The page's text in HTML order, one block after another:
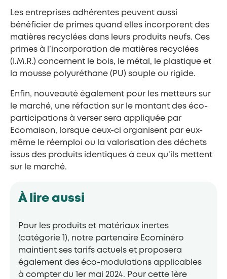
Les entreprises adhérentes peuvent aussi
bénéficier de primes quand elles incorporent des
matières recyclées dans leurs produits neufs. Ces
primes à l’incorporation de matières recyclées
(I.M.R.) concernent le bois, le métal, le plastique et
la mousse polyuréthane (PU) souple ou rigide.
Enfin, nouveauté également pour les metteurs sur
le marché, une réfaction sur le montant des éco-
participations à verser sera appliquée par
Ecomaison, lorsque ceux-ci organisent par eux-
même le réemploi ou la valorisation des déchets
issus des produits identiques à ceux qu’ils mettent
sur le marché.
À lire aussi
Pour les produits et matériaux inertes
(catégorie 1), notre partenaire Ecominéro
maintient ses tarifs actuels et proposera
également des éco-modulations applicables
à compter du 1er mai 2024. Pour cette 1ère